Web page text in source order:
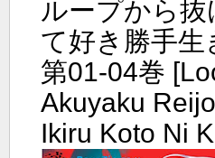
ループから
て好き勝手
第01-04巻
Akuyaku
Ikiru Koto Ni